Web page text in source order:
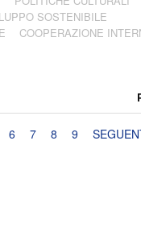
SOSTENIBILE
COOPERAZIONE
6 7 8 9